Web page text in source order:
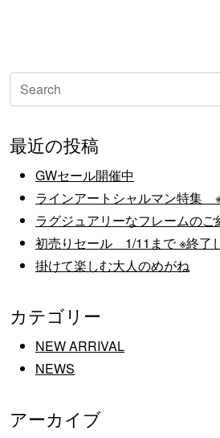
検索
最近の投稿
GWセール開催中
ラインアートシャルマン特集
ラグジュアリーなフレームの
初売りセール 1/11まで ※終了
掛けて楽しむ大人のめがね
カテゴリー
NEW ARRIVAL
NEWS
アーカイブ